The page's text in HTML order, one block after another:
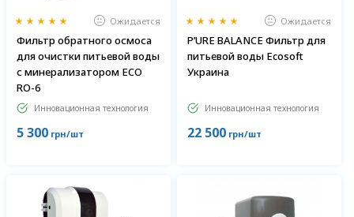
Ожидается
Фильтр обратного осмоса
для очистки питьевой воды
с минерализатором ECO
RO-6
Инновационная технология
5 300грн/шт
Ожидается
P’URE BALANCE Фильтр для
питьевой воды Ecosoft
Украина
Инновационная технология
22 500грн/шт